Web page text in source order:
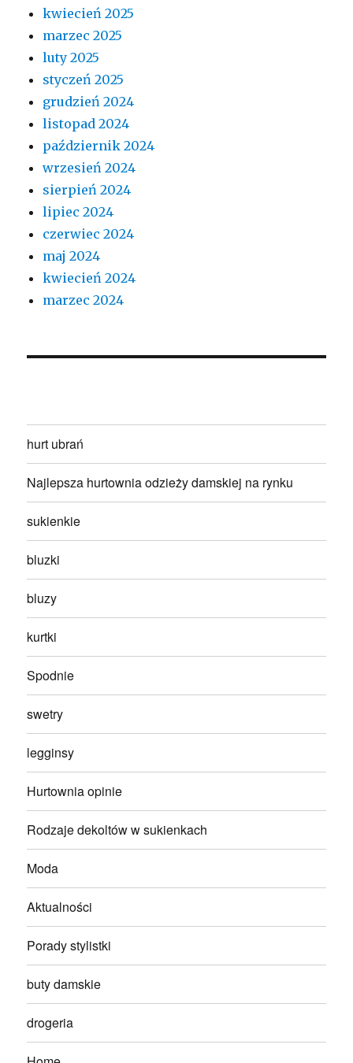
kwiecień 2025
marzec 2025
luty 2025
styczeń 2025
grudzień 2024
listopad 2024
październik 2024
wrzesień 2024
sierpień 2024
lipiec 2024
czerwiec 2024
maj 2024
kwiecień 2024
marzec 2024
hurt ubrań
Najlepsza hurtownia odzieży damskiej na rynku
sukienkie
bluzki
bluzy
kurtki
Spodnie
swetry
legginsy
Hurtownia opinie
Rodzaje dekoltów w sukienkach
Moda
Aktualności
Porady stylistki
buty damskie
drogeria